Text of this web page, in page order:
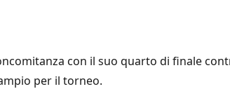
con il suo quarto di finale
per il torneo.